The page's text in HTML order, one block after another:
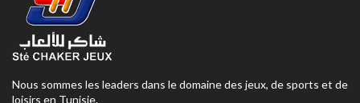
Nous sommes les leaders dans le domaine des jeux, de sports et de
loisirs en Tunisie.